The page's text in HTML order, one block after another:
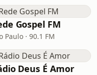
Gospel FM
Paulo · 90.1 FM
Deus É Amor